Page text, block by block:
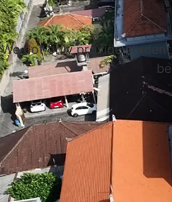
We not only provide